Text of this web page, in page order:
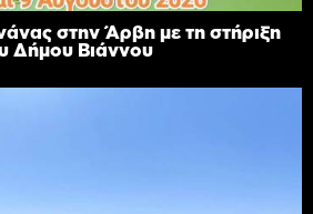
στην Άρβη με τη στήριξη
Δήμου Βιάννου